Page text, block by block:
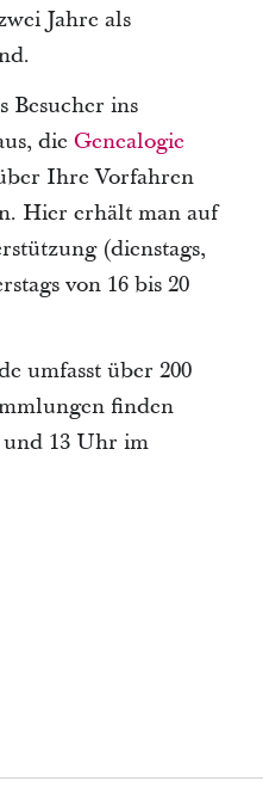
Jahre als
Besucher ins
die Genealogie
Ihre Vorfahren
Hier erhält man auf
(dienstags,
von 16 bis 20
umfasst über 200
finden
und 13 Uhr im